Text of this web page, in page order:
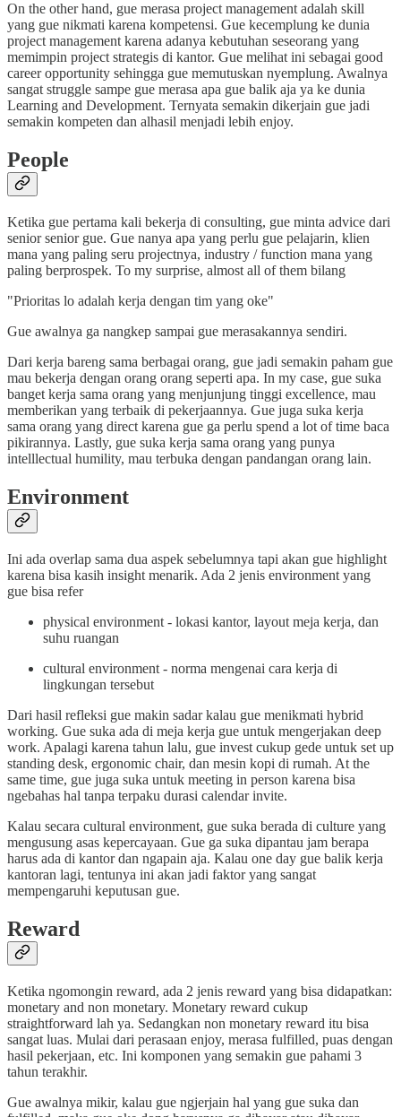
On the other hand, gue merasa project management adalah skill
yang gue nikmati karena kompetensi. Gue kecemplung ke dunia
project management karena adanya kebutuhan seseorang yang
memimpin project strategis di kantor. Gue melihat ini sebagai good
career opportunity sehingga gue memutuskan nyemplung. Awalnya
sangat struggle sampe gue merasa apa gue balik aja ya ke dunia
Learning and Development. Ternyata semakin dikerjain gue jadi
semakin kompeten dan alhasil menjadi lebih enjoy.
People
Ketika gue pertama kali bekerja di consulting, gue minta advice dari
senior senior gue. Gue nanya apa yang perlu gue pelajarin, klien
mana yang paling seru projectnya, industry / function mana yang
paling berprospek. To my surprise, almost all of them bilang
"Prioritas lo adalah kerja dengan tim yang oke"
Gue awalnya ga nangkep sampai gue merasakannya sendiri.
Dari kerja bareng sama berbagai orang, gue jadi semakin paham gue
mau bekerja dengan orang orang seperti apa. In my case, gue suka
banget kerja sama orang yang menjunjung tinggi excellence, mau
memberikan yang terbaik di pekerjaannya. Gue juga suka kerja
sama orang yang direct karena gue ga perlu spend a lot of time baca
pikirannya. Lastly, gue suka kerja sama orang yang punya
intelllectual humility, mau terbuka dengan pandangan orang lain.
Environment
Ini ada overlap sama dua aspek sebelumnya tapi akan gue highlight
karena bisa kasih insight menarik. Ada 2 jenis environment yang
gue bisa refer
physical environment - lokasi kantor, layout meja kerja, dan
suhu ruangan
cultural environment - norma mengenai cara kerja di
lingkungan tersebut
Dari hasil refleksi gue makin sadar kalau gue menikmati hybrid
working. Gue suka ada di meja kerja gue untuk mengerjakan deep
work. Apalagi karena tahun lalu, gue invest cukup gede untuk set up
standing desk, ergonomic chair, dan mesin kopi di rumah. At the
same time, gue juga suka untuk meeting in person karena bisa
ngebahas hal tanpa terpaku durasi calendar invite.
Kalau secara cultural environment, gue suka berada di culture yang
mengusung asas kepercayaan. Gue ga suka dipantau jam berapa
harus ada di kantor dan ngapain aja. Kalau one day gue balik kerja
kantoran lagi, tentunya ini akan jadi faktor yang sangat
mempengaruhi keputusan gue.
Reward
Ketika ngomongin reward, ada 2 jenis reward yang bisa didapatkan:
monetary and non monetary. Monetary reward cukup
straightforward lah ya. Sedangkan non monetary reward itu bisa
sangat luas. Mulai dari perasaan enjoy, merasa fulfilled, puas dengan
hasil pekerjaan, etc. Ini komponen yang semakin gue pahami 3
tahun terakhir.
Gue awalnya mikir, kalau gue ngjerjain hal yang gue suka dan